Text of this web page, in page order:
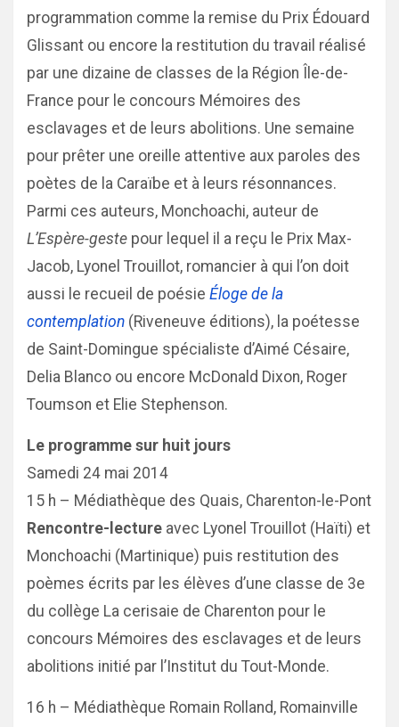
programmation comme la remise du Prix Édouard
Glissant ou encore la restitution du travail réalisé
par une dizaine de classes de la Région Île-de-
France pour le concours Mémoires des
esclavages et de leurs abolitions. Une semaine
pour prêter une oreille attentive aux paroles des
poètes de la Caraïbe et à leurs résonnances.
Parmi ces auteurs, Monchoachi, auteur de
L’Espère-geste pour lequel il a reçu le Prix Max-
Jacob, Lyonel Trouillot, romancier à qui l’on doit
aussi le recueil de poésie Éloge de la
contemplation (Riveneuve éditions), la poétesse
de Saint-Domingue spécialiste d’Aimé Césaire,
Delia Blanco ou encore McDonald Dixon, Roger
Toumson et Elie Stephenson.
Le programme sur huit jours
Samedi 24 mai 2014
15 h – Médiathèque des Quais, Charenton-le-Pont
Rencontre-lecture avec Lyonel Trouillot (Haïti) et
Monchoachi (Martinique) puis restitution des
poèmes écrits par les élèves d’une classe de 3e
du collège La cerisaie de Charenton pour le
concours Mémoires des esclavages et de leurs
abolitions initié par l’Institut du Tout-Monde.
16 h – Médiathèque Romain Rolland, Romainville